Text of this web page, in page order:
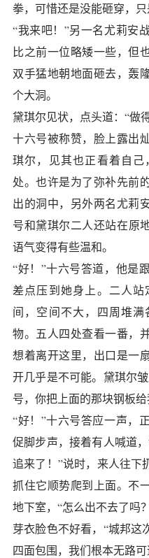
拳，可惜还是没能砸穿，只
“我来吧！”另一名尤莉安
比之前一位略矮一些，但
双手猛地朝地面砸去，轰
个大洞。
黛琪尔见状，点头道：“做
十六号被称赞，脸上露出
琪尔，见其也正看着自
处。也许是为了弥补先前
出的洞中，另外两名尤莉
号和黛琪尔二人还站在原
语气变得有些温和。
“好！”十六号答道，他是
差点压到她身上。二人
间，空间不大，四周堆
物。五人四处查看一番，
想着离开这里，出口是一
开几乎是不可能。黛琪尔
号，你把上面的那块钢板
“好！”十六号答应一声，
促脚步声，接着有人喊道
追来了！”说时，来人往下
抓住它顺势爬到上面。不
地下室，“怎么出不去了吗
芽衣脸色不好看，“城邦这
四面包围，我们根本无路可